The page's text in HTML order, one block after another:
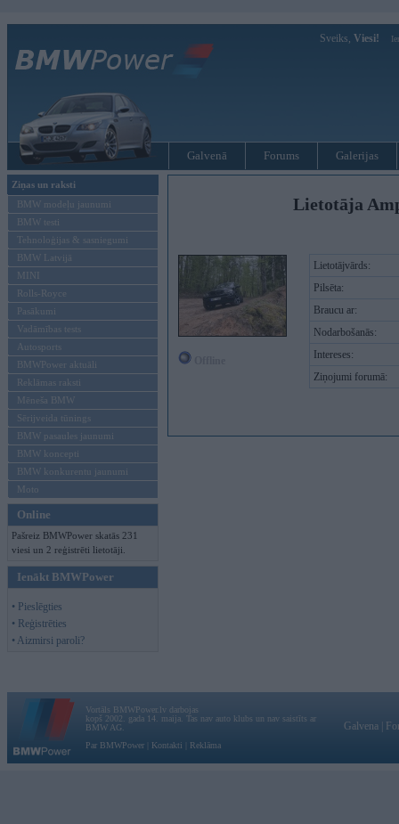
Sveiks, Viesi!
Galvenā Forums Galerijas
Ziņas un raksti
BMW modeļu jaunumi
BMW testi
Tehnoloģijas & sasniegumi
BMW Latvijā
MINI
Rolls-Royce
Pasākumi
Vadāmības tests
Autosports
BMWPower aktuāli
Reklāmas raksti
Mēneša BMW
Sērijveida tūnings
BMW pasaules jaunumi
BMW koncepti
BMW konkurentu jaunumi
Moto
Online
Pašreiz BMWPower skatās 231
viesi un 2 reģistrēti lietotāji.
Ienākt BMWPower
• Pieslēgties
• Reģistrēties
• Aizmirsi paroli?
Lietotāja
Lietotājvārds:
Pilsēta:
Braucu ar:
Nodarbošanās:
Intereses:
Ziņojumi forumā:
Vortāls BMWPower.lv darbojas
kopš 2002. gada 14. maija. Tas nav auto klubs un nav saistīts ar
BMW AG.
Par BMWPower
Kontakti Reklāma
Galvena